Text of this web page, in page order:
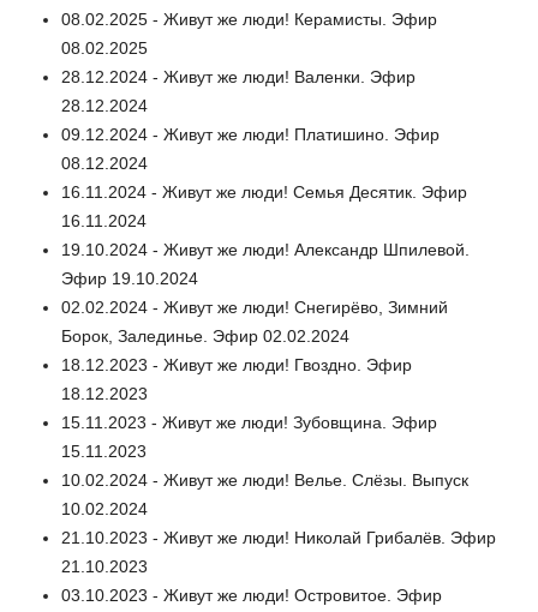
08.02.2025 - Живут же люди! Керамисты. Эфир
08.02.2025
28.12.2024 - Живут же люди! Валенки. Эфир
28.12.2024
09.12.2024 - Живут же люди! Платишино. Эфир
08.12.2024
16.11.2024 - Живут же люди! Семья Десятик. Эфир
16.11.2024
19.10.2024 - Живут же люди! Александр Шпилевой.
Эфир 19.10.2024
02.02.2024 - Живут же люди! Снегирёво, Зимний
Борок, Залединье. Эфир 02.02.2024
18.12.2023 - Живут же люди! Гвоздно. Эфир
18.12.2023
15.11.2023 - Живут же люди! Зубовщина. Эфир
15.11.2023
10.02.2024 - Живут же люди! Велье. Слёзы. Выпуск
10.02.2024
21.10.2023 - Живут же люди! Николай Грибалёв. Эфир
21.10.2023
03.10.2023 - Живут же люди! Островитое. Эфир